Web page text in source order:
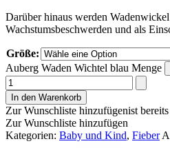
Darüber hinaus werden
Wachstumsbeschwerden und als
Größe:
Auberg Waden Wichtel blau Menge
In den Warenkorb
Zur Wunschliste hinzufügenist
Zur Wunschliste hinzufügen
Kategorien: Baby und Kind, Fieber